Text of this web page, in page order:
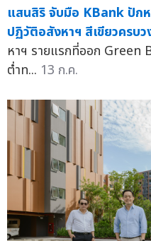
แสนสิริ จับมือ KBank ปัก
ปฏิวัติอสังหาฯ สีเขียวครบ
หาฯ รายแรกที่ออก Green
ต่ำท... 13 ก.ค.